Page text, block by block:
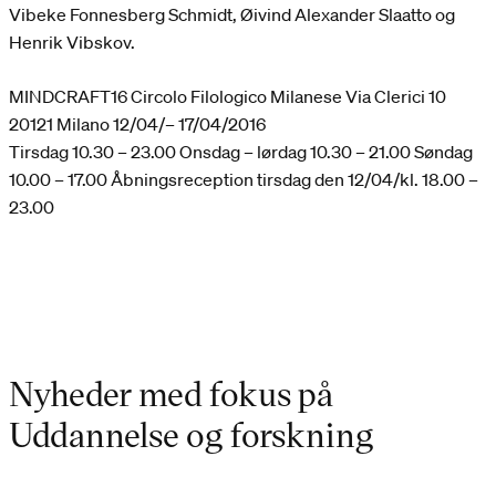
Vibeke Fonnesberg Schmidt, Øivind Alexander Slaatto og
Henrik Vibskov.
MINDCRAFT16 Circolo Filologico Milanese Via Clerici 10
20121 Milano 12/04/– 17/04/2016
Tirsdag 10.30 – 23.00 Onsdag – lørdag 10.30 – 21.00 Søndag
10.00 – 17.00 Åbningsreception tirsdag den 12/04/kl. 18.00 –
23.00
Nyheder med fokus på
Uddannelse og forskning